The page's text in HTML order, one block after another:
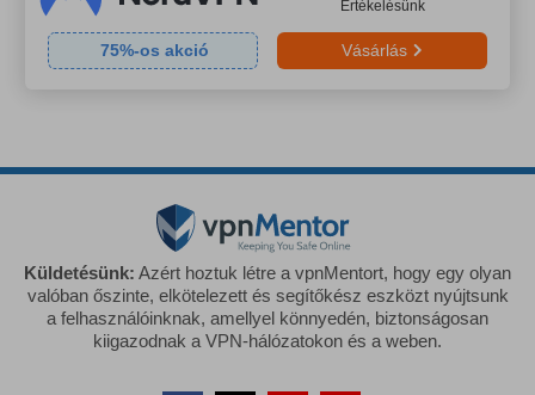
Értékelésünk
75%-os akció Vásárlás
Küldetésünk: Azért hoztuk létre a vpnMentort, hogy egy olyan
valóban őszinte, elkötelezett és segítőkész eszközt nyújtsunk
a felhasználóinknak, amellyel könnyedén, biztonságosan
kiigazodnak a VPN-hálózatokon és a weben.